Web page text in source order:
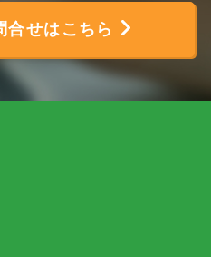
合せはこちら